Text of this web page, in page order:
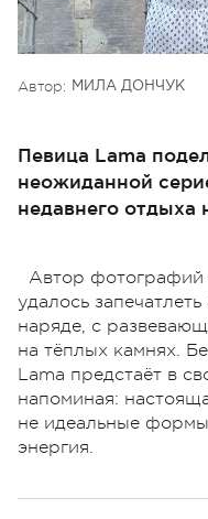
Автор: МИЛА ДОНЧУК
Певица Lama
неожиданной
недавнего отдыха
Автор
удалось
наряде, с
на тёплых камнях.
Lama предстаёт в
напоминая:
не идеальные
энергия. ⠀